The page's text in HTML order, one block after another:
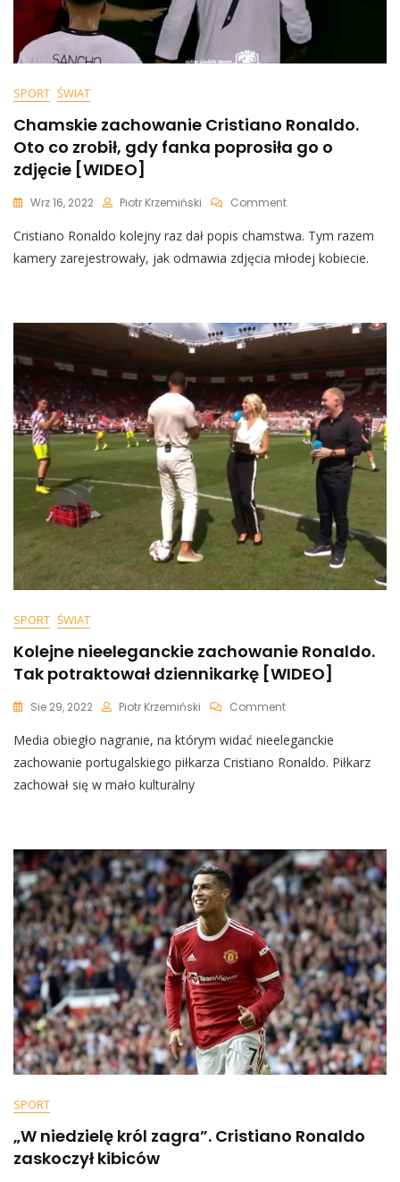
SPORT ŚWIAT
Chamskie zachowanie Cristiano Ronaldo.
Oto co zrobił, gdy fanka poprosiła go o
zdjęcie [WIDEO]
Wrz 16, 2022 Piotr Krzemiński CommentOn
Zachowanie
Cristiano
Ronaldo.
Zrobił,
Gdy
Poprosiła
Go
O
Zdjęcie
[WIDEO]
Cristiano Ronaldo kolejny raz dał popis chamstwa. Tym razem
kamery zarejestrowały, jak odmawia zdjęcia młodej kobiecie.
SPORT ŚWIAT
Kolejne nieeleganckie zachowanie Ronaldo.
Tak potraktował dziennikarkę [WIDEO]
Sie 29, 2022 Piotr Krzemiński CommentOn
Nieeleganckie
Zachowanie
Media obiegło nagranie, na którym widać nieeleganckie
zachowanie portugalskiego piłkarza Cristiano Ronaldo. Piłkarz
zachował się w mało kulturalny
SPORT
„W niedzielę król zagra”. Cristiano Ronaldo
zaskoczył kibiców